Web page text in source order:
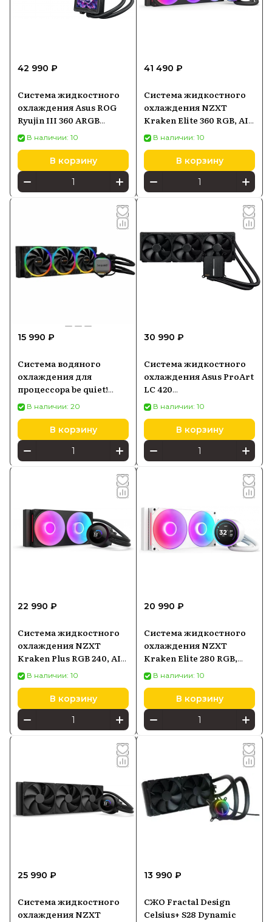
42 990 ₽
Система жидкостного
охлаждения Asus ROG
Ryujin III 360 ARGB
Extreme
(90RC0131M0EAY0)
В наличии: 10
В корзину
41 490 ₽
Система жидкостного
охлаждения NZXT
Kraken Elite 360 RGB, AIO
360 мм, чёрная
В наличии: 10
В корзину
15 990 ₽
Система водяного
охлаждения для
процессора be quiet!
Pure Loop 2 FX 360mm
(BW015)
В наличии: 20
В корзину
30 990 ₽
Система жидкостного
охлаждения Asus ProArt
LC 420
(90RC00N0M0UAY0)
В наличии: 10
В корзину
22 990 ₽
Система жидкостного
охлаждения NZXT
Kraken Plus RGB 240, AIO
240 мм, чёрная
В наличии: 10
В корзину
20 990 ₽
Система жидкостного
охлаждения NZXT
Kraken Elite 280 RGB,
AIO 280 мм, LCD 2,72",
белая
В наличии: 10
В корзину
25 990 ₽
Система жидкостного
охлаждения NZXT
13 990 ₽
СЖО Fractal Design
Celsius+ S28 Dynamic